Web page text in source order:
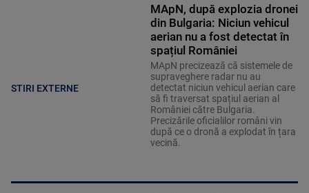
STIRI EXTERNE
MApN, după explozia dronei
din Bulgaria: Niciun vehicul
aerian nu a fost detectat în
spațiul României
MApN precizează că sistemele de
supraveghere radar nu au
detectat niciun vehicul aerian care
să fi traversat spațiul aerian al
României către Bulgaria.
Precizările oficialilor români vin
după ce o dronă a explodat în țara
vecină.